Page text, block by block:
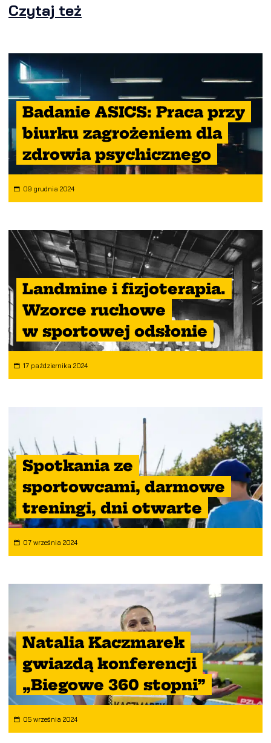
Czytaj też
Badanie ASICS: Praca przy
biurku zagrożeniem dla
zdrowia psychicznego
09 grudnia 2024
Landmine i fizjoterapia.
Wzorce ruchowe
w sportowej odsłonie
17 października 2024
Spotkania ze
sportowcami, darmowe
treningi, dni otwarte
07 września 2024
Natalia Kaczmarek
gwiazdą konferencji
„Biegowe 360 stopni”
05 września 2024